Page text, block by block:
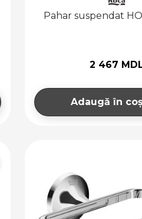
Pahar suspendat
2 467
Adaugă în coș